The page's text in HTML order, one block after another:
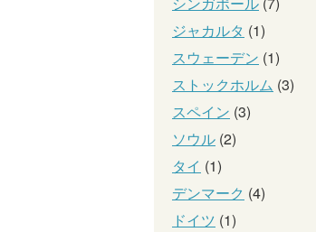
ジャカルタ (1)
スウェーデン (1)
ストックホルム (3)
スペイン (3)
ソウル (2)
タイ (1)
デンマーク (4)
ドイツ (1)